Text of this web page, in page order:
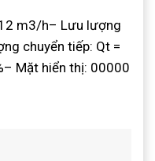
m3/h– Lưu lượng
chuyển tiếp: Qt =
– Mặt hiển thị: 00000